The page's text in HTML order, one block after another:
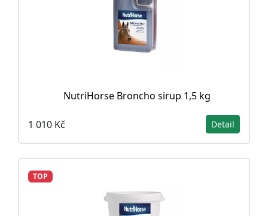
NutriHorse Broncho sirup 1,5 kg
1 010 Kč Detail
TOP